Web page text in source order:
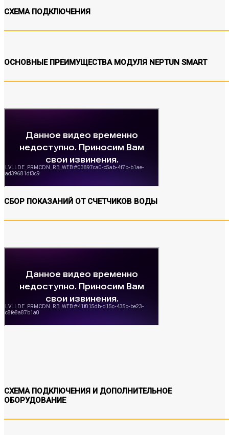
СХЕМА ПОДКЛЮЧЕНИЯ
ОСНОВНЫЕ ПРЕИМУЩЕСТВА МОДУЛЯ NEPTUN SMART
СБОР ПОКАЗАНИЙ ОТ СЧЕТЧИКОВ ВОДЫ
СХЕМА ПОДКЛЮЧЕНИЯ И ДОПОЛНИТЕЛЬНОЕ
ОБОРУДОВАНИЕ